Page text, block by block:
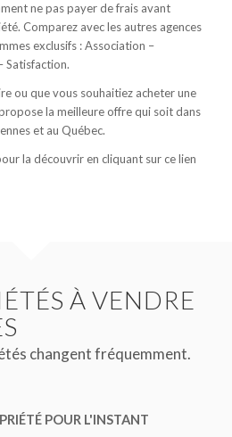
ne pas payer de frais avant
Comparez avec les autres agences
exclusifs : Association –
Satisfaction.
ou que vous souhaitiez acheter une
la meilleure offre qui soit dans
et au Québec.
la découvrir en cliquant sur ce lien
À VENDRE
changent fréquemment.
POUR L'INSTANT